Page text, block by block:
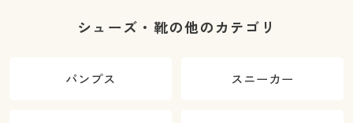
シューズ・靴の他のカテゴリ
パンプス スニーカー